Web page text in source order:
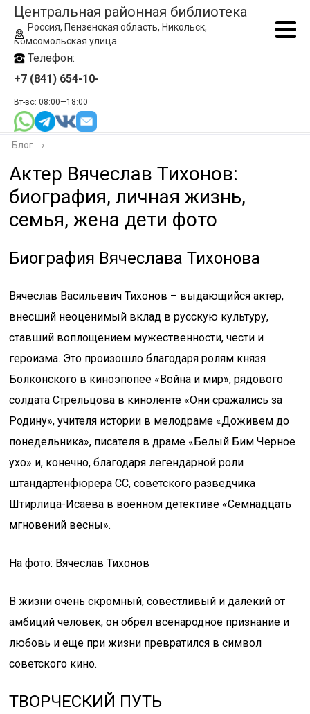
Центральная районная библиотека
Россия, Пензенская область, Никольск,
Комсомольская улица
Телефон:
+7 (841) 654-10-
Вт-вс: 08:00—18:00
Блог ›
Актер Вячеслав Тихонов:
биография, личная жизнь,
семья, жена дети фото
Биография Вячеслава Тихонова
Вячеслав Васильевич Тихонов – выдающийся актер,
внесший неоценимый вклад в русскую культуру,
ставший воплощением мужественности, чести и
героизма. Это произошло благодаря ролям князя
Болконского в киноэпопее «Война и мир», рядового
солдата Стрельцова в киноленте «Они сражались за
Родину», учителя истории в мелодраме «Доживем до
понедельника», писателя в драме «Белый Бим Черное
ухо» и, конечно, благодаря легендарной роли
штандартенфюрера СС, советского разведчика
Штирлица-Исаева в военном детективе «Семнадцать
мгновений весны».
На фото: Вячеслав Тихонов
В жизни очень скромный, совестливый и далекий от
амбиций человек, он обрел всенародное признание и
любовь и еще при жизни превратился в символ
советского кино.
ТВОРЧЕСКИЙ ПУТЬ